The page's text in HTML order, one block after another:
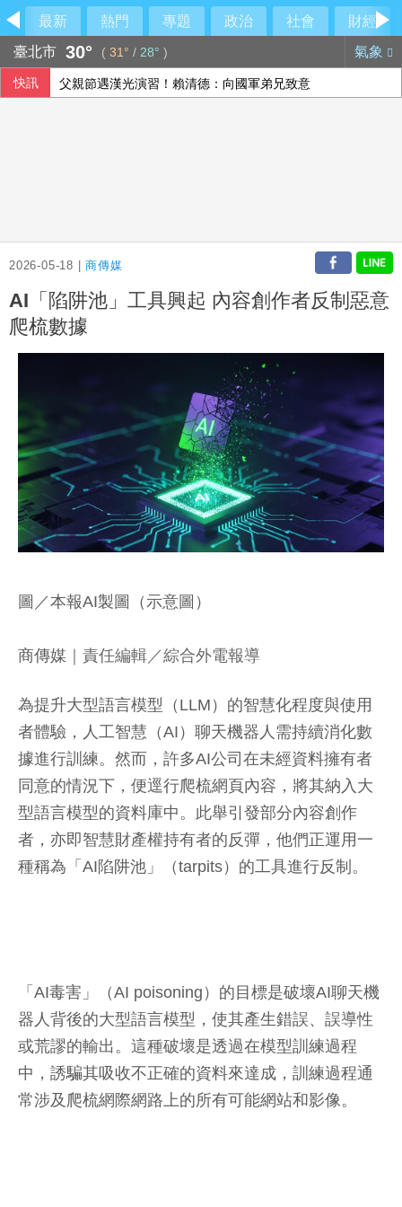
最新 熱門 專題 政治 社會
財經
臺北市 30° ( 31° / 28° ) 氣象
快訊 父親節遇漢光演習！賴清德：向國軍弟兄致意
2026-05-18 |商傳媒
AI「陷阱池」工具興起 內容創作者反制惡意
爬梳數據
圖／本報AI製圖（示意圖）
商傳媒 ｜責任編輯／綜合外電報導
為提升大型語言模型（LLM）的智慧化程度與使用
者體驗，人工智慧（AI）聊天機器人需持續消化數
據進行訓練。然而，許多AI公司在未經資料擁有者
同意的情況下，便逕行爬梳網頁內容，將其納入大
型語言模型的資料庫中。此舉引發部分內容創作
者，亦即智慧財產權持有者的反彈，他們正運用一
種稱為「AI陷阱池」（tarpits）的工具進行反制。
「AI毒害」（AI poisoning）的目標是破壞AI聊天機
器人背後的大型語言模型，使其產生錯誤、誤導性
或荒謬的輸出。這種破壞是透過在模型訓練過程
中，誘騙其吸收不正確的資料來達成，訓練過程通
常涉及爬梳網際網路上的所有可能網站和影像。